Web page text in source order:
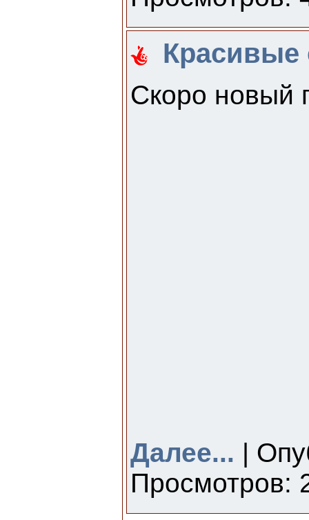
Красивые
Скоро новый
Далее... |
Просмотров: